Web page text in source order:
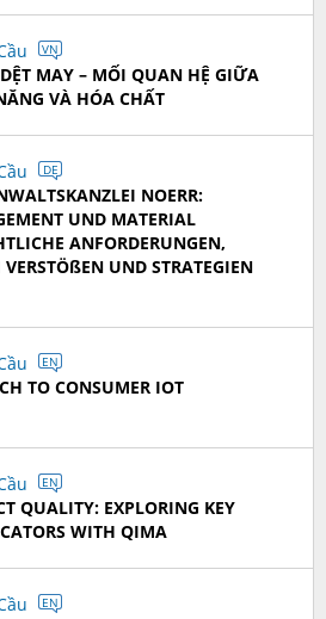
VN
MAY – MỐI QUAN HỆ GIỮA
VÀ HÓA CHẤT
DE
NOERR:
UND MATERIAL
ANFORDERUNGEN,
UND STRATEGIEN
EN
TO CONSUMER IOT
EN
QUALITY: EXPLORING KEY
WITH QIMA
EN